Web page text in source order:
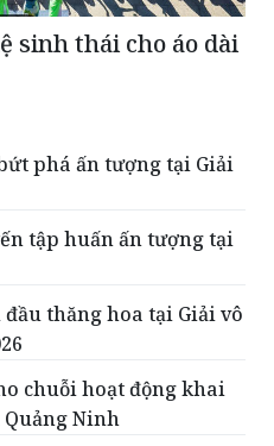
sinh thái cho áo dài
phá ấn tượng tại Giải
tập huấn ấn tượng tại
thăng hoa tại Giải vô
chuỗi hoạt động khai
Quảng Ninh